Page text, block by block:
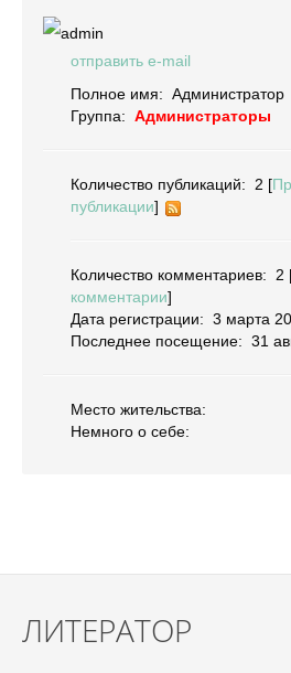
отправить e-mail
Полное имя: Администратор
Группа: Администраторы
Количество публикаций: 2 [
публикации]
Количество комментариев: 2
комментарии]
Дата регистрации: 3 марта
Последнее посещение: 31
Место жительства:
Немного о себе:
ЛИТЕРАТОР